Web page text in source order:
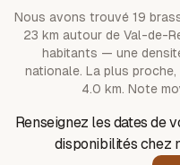
Nous avons trouvé 19
23 km autour de Val-de-
habitants — une
nationale. La plus
4.0 km. Note
Renseignez les dates de
disponibilités chez